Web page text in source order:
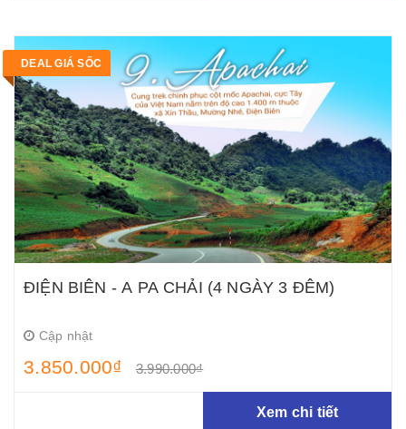
DEAL GIÁ SỐC
ĐIỆN BIÊN - A PA CHẢI (4 NGÀY 3 ĐÊM)
Cập nhật
3.850.000₫ 3.990.000₫
Xem chi tiết